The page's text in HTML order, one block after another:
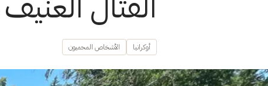
أوكرانيا الأشخاص المحميون